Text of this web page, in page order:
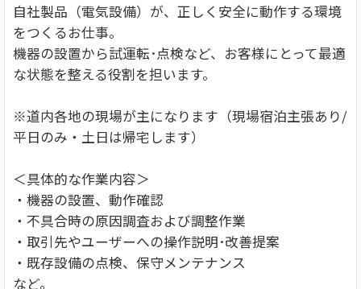
自社製品（電気設備）が、正しく安全に動作する環境
をつくるお仕事。
機器の設置から試運転･点検など、お客様にとって最適
な状態を整える役割を担います。
※道内各地の現場が主になります（現場宿泊主張あり/
平日のみ・土日は帰宅します）
＜具体的な作業内容＞
・機器の設置、動作確認
・不具合時の原因調査および調整作業
・取引先やユーザーへの操作説明･改善提案
・既存設備の点検、保守メンテナンス
など。